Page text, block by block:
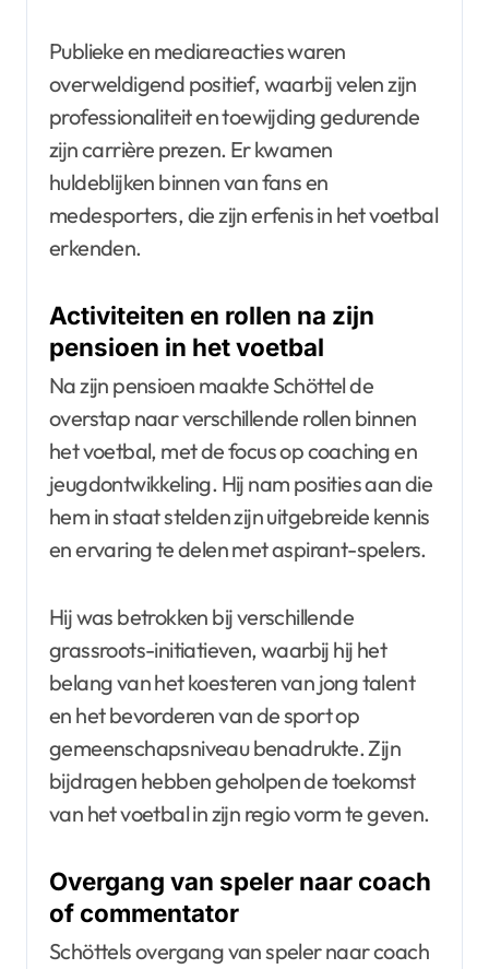
Publieke en mediareacties waren
overweldigend positief, waarbij velen zijn
professionaliteit en toewijding gedurende
zijn carrière prezen. Er kwamen
huldeblijken binnen van fans en
medesporters, die zijn erfenis in het voetbal
erkenden.
Activiteiten en rollen na zijn
pensioen in het voetbal
Na zijn pensioen maakte Schöttel de
overstap naar verschillende rollen binnen
het voetbal, met de focus op coaching en
jeugdontwikkeling. Hij nam posities aan die
hem in staat stelden zijn uitgebreide kennis
en ervaring te delen met aspirant-spelers.
Hij was betrokken bij verschillende
grassroots-initiatieven, waarbij hij het
belang van het koesteren van jong talent
en het bevorderen van de sport op
gemeenschapsniveau benadrukte. Zijn
bijdragen hebben geholpen de toekomst
van het voetbal in zijn regio vorm te geven.
Overgang van speler naar coach
of commentator
Schöttels overgang van speler naar coach